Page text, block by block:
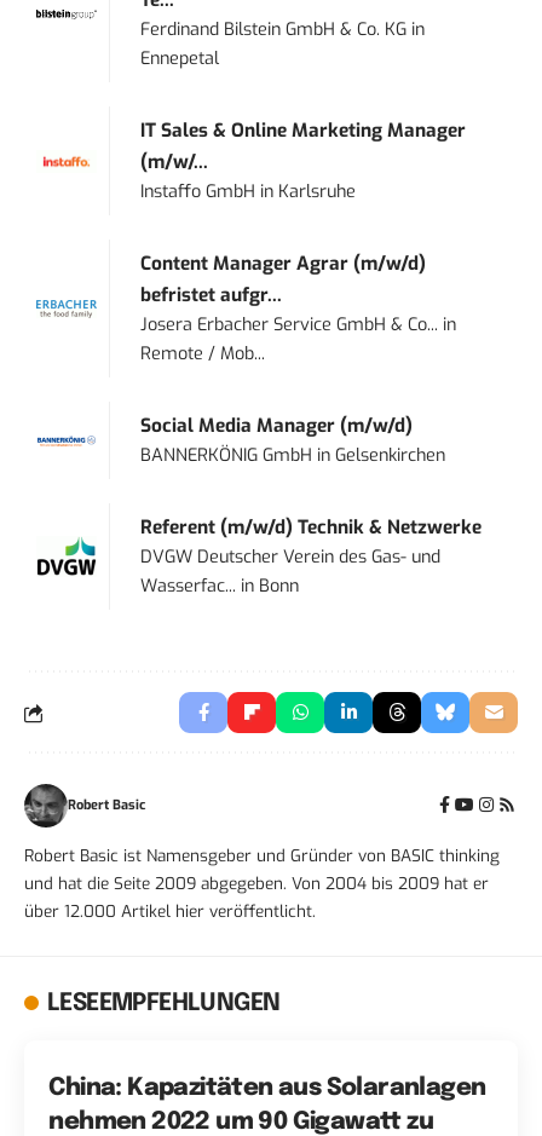
Ferdinand Bilstein GmbH & Co. KG in
Ennepetal
IT Sales & Online Marketing Manager
(m/w/...
Instaffo GmbH in Karlsruhe
Content Manager Agrar (m/w/d)
befristet aufgr...
Josera Erbacher Service GmbH & Co... in
Remote / Mob...
Social Media Manager (m/w/d)
BANNERKÖNIG GmbH inGelsenkirchen
Referent (m/w/d) Technik & Netzwerke
DVGW Deutscher Verein des Gas- und
Wasserfac... in Bonn
Robert Basic
Robert Basic ist Namensgeber und Gründer von BASIC thinking
und hat die Seite 2009 abgegeben. Von 2004 bis 2009 hat er
über 12.000 Artikel hier veröffentlicht.
LESEEMPFEHLUNGEN
China: Kapazitäten aus Solaranlagen
nehmen 2022 um 90 Gigawatt zu